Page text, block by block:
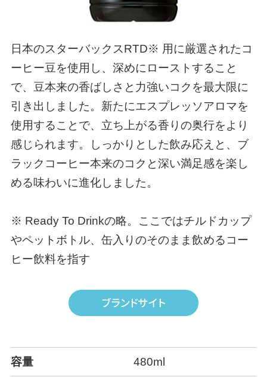
日本のスターバックスRTD※ 用に厳選されたコ
ーヒー豆を使用し、深めにローストすること
で、豆本来の香ばしさと力強いコクを最大限に
引き出しました。新たにエスプレッソアロマを
使用することで、立ち上がる香りの奥行をより
感じられます。しっかりとした飲み応えと、ブ
ラックコーヒー本来のコクと深い満足感を楽し
める味わいに進化しました。
※ Ready To Drinkの略。ここではチルドカップ
やペットボトル、缶入りのそのまま飲めるコー
ヒー飲料を指す
容量 480ml